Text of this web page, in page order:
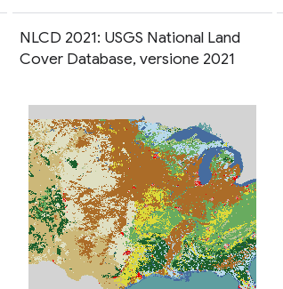
NLCD 2021: USGS National Land
Cover Database, versione 2021